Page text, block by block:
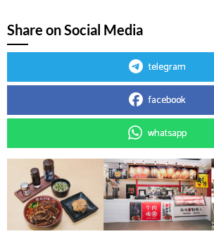
Share on Social Media
telegram
facebook
whatsapp